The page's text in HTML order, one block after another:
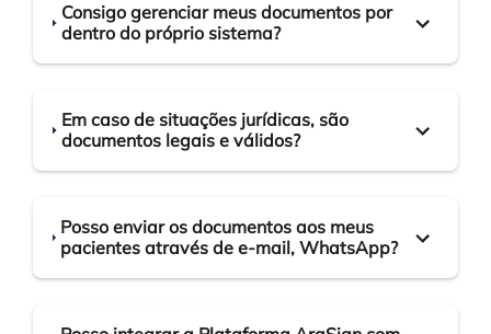
Consigo gerenciar meus documentos por
dentro do próprio sistema?
Em caso de situações jurídicas, são
documentos legais e válidos?
Posso enviar os documentos aos meus
pacientes através de e-mail, WhatsApp?